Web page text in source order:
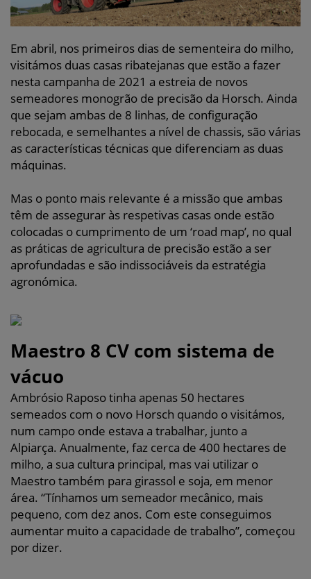
Em abril, nos primeiros dias de sementeira do milho,
visitámos duas casas ribatejanas que estão a fazer
nesta campanha de 2021 a estreia de novos
semeadores monogrão de precisão da Horsch. Ainda
que sejam ambas de 8 linhas, de configuração
rebocada, e semelhantes a nível de chassis, são várias
as características técnicas que diferenciam as duas
máquinas.
Mas o ponto mais relevante é a missão que ambas
têm de assegurar às respetivas casas onde estão
colocadas o cumprimento de um ‘road map’, no qual
as práticas de agricultura de precisão estão a ser
aprofundadas e são indissociáveis da estratégia
agronómica.
Maestro 8 CV com sistema de
vácuo
Ambrósio Raposo tinha apenas 50 hectares
semeados com o novo Horsch quando o visitámos,
num campo onde estava a trabalhar, junto a
Alpiarça. Anualmente, faz cerca de 400 hectares de
milho, a sua cultura principal, mas vai utilizar o
Maestro também para girassol e soja, em menor
área. “Tínhamos um semeador mecânico, mais
pequeno, com dez anos. Com este conseguimos
aumentar muito a capacidade de trabalho”, começou
por dizer.